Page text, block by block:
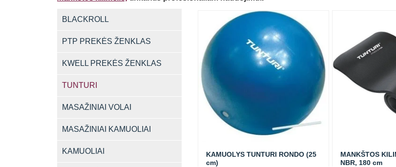
BLACKROLL
PTP PREKĖS ŽENKLAS
KWELL PREKĖS ŽENKLAS
TUNTURI
MASAŽINIAI VOLAI
MASAŽINIAI KAMUOLIAI
KAMUOLIAI
KAMUOLYS TUNTURI RONDO (25
cm)
MANKŠTOS
NBR, 180 cm